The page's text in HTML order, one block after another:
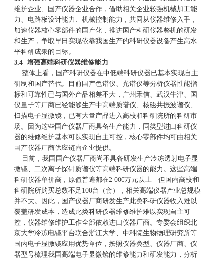
维护企业、国产仪器企业合作，借助相关企业较强机械加工能
力、电路板设计能力、机械控制能力，共同从仪器维修入手，
加速仪器核心零部件的国产化，推进国产科研仪器整机的研发
和生产，争取早日实现依靠我国生产的科研仪器设备产生高水
平科研成果的目标。
3.4 增强高端科研仪器维修能力
整体上看，国产科研仪器在中低端科研仪器已基本实现自主
研制和国产替代。目前国产色谱仪、光谱仪等分析仪器性能指
标和可靠性已与国外产品相差不大，广州禾信、武汉牛津、国
仪量子等厂商已经能够生产中高端质谱仪、核磁共振波谱仪、
扫描电子显微镜，已有大量产品进入高校和科研院所的科研市
场。因为这些国产仪器厂商具备生产能力，同类型进口科研仪
器的维修维护基本可以实现自主可控，核心零部件均可由相关
国产仪器厂商供应链内企业提供。
目前，我国国产仪器厂商尚不具备研发生产冷冻透射电子显
微镜、二次离子探针质谱仪等高端科研仪器的能力。这些高端
科研仪器单价高，原值普遍都在2 000万元以上，但国内高校和
科研院所购买总数不足100台（套），相关高端仪器产业总规模
并不大。因此，国产仪器厂商研发生产此类科研仪器收入难以
覆盖研发成本，造成此类科研仪器维修维护难以实现自主可
控，仪器维修维护工作全部依赖进口仪器厂商。专委会组织北
京大学冷冻电镜平台联合浙江大学、中科院生物物理研究所等
国内电子显微镜应用优势单位，按照仪器类型、仪器厂商、仪
器型号梳理我国高端电子显微镜的维修能力和研发能力，分析